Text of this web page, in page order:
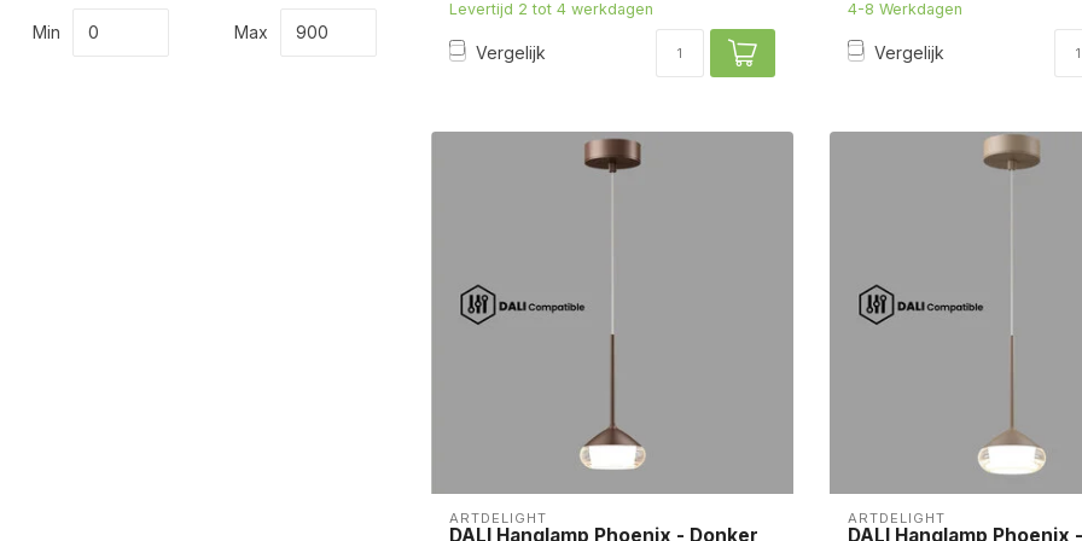
Min Max
Levertijd 2 tot 4 werkdagen
Vergelijk
4-8 Werkdagen
Vergelijk
ARTDELIGHT
DALI Hanglamp Phoenix - Donker
ARTDELIGHT
DALI Hanglamp Phoenix -